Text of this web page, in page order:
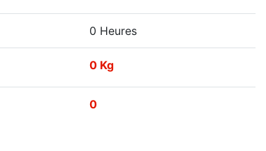
0 Heures
0 Kg
0